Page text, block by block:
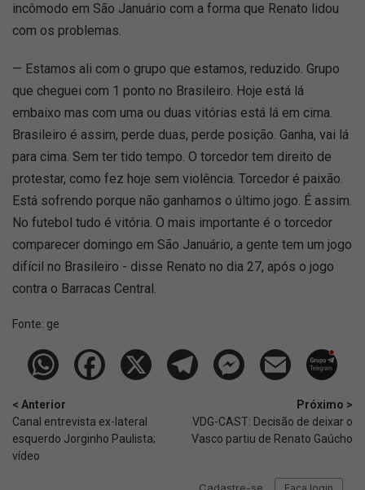
incômodo em São Januário com a forma que Renato lidou
com os problemas.
— Estamos ali com o grupo que estamos, reduzido. Grupo
que cheguei com 1 ponto no Brasileiro. Hoje está lá
embaixo mas com uma ou duas vitórias está lá em cima.
Brasileiro é assim, perde duas, perde posição. Ganha, vai lá
para cima. Sem ter tido tempo. O torcedor tem direito de
protestar, como fez hoje sem violência. Torcedor é paixão.
Está sofrendo porque não ganhamos o último jogo. É assim.
No futebol tudo é vitória. O mais importante é o torcedor
comparecer domingo em São Januário, a gente tem um jogo
difícil no Brasileiro - disse Renato no dia 27, após o jogo
contra o Barracas Central.
Fonte: ge
< Anterior
Canal entrevista ex-lateral
esquerdo Jorginho Paulista;
vídeo
Próximo >
VDG-CAST: Decisão de deixar o
Vasco partiu de Renato Gaúcho